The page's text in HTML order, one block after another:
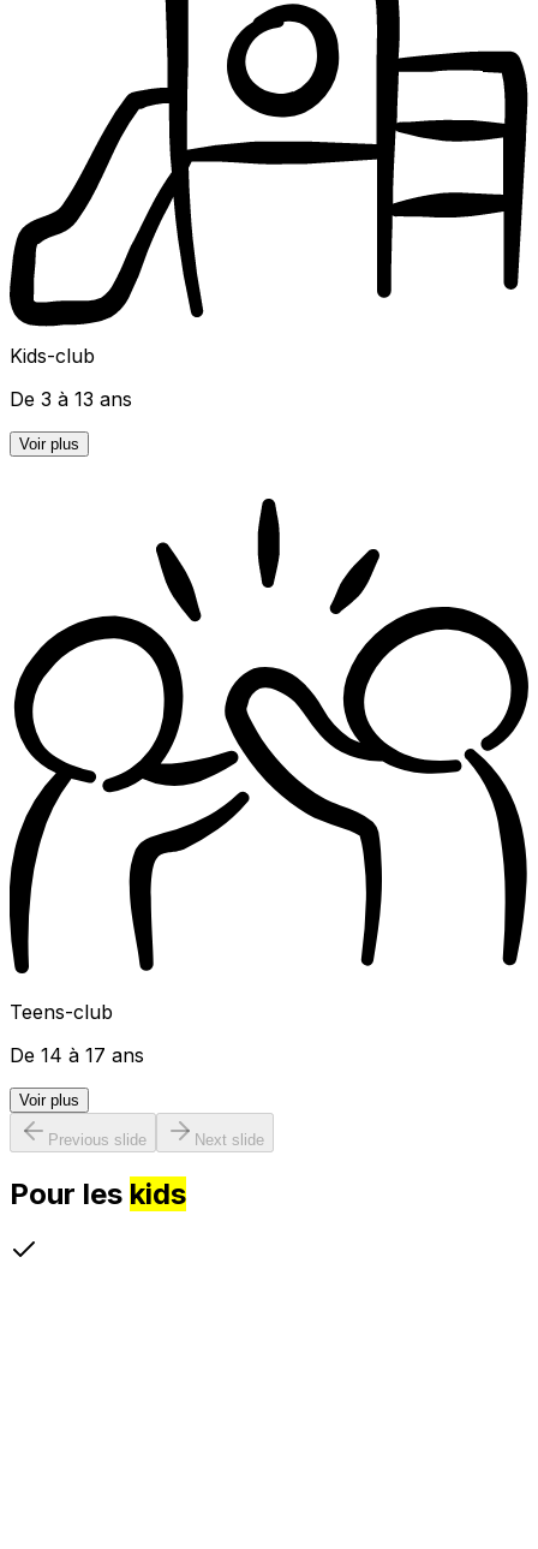
Kids-club
De 3 à 13 ans
Voir plus
Teens-club
De 14 à 17 ans
Voir plus
Previous slide Next slide
Pour les kids